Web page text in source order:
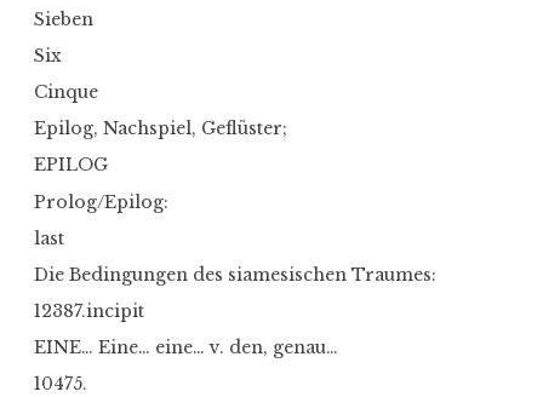
Sieben
Six
Cinque
Epilog, Nachspiel, Geflüster;
EPILOG
Prolog/Epilog:
last
Die Bedingungen des siamesischen Traumes:
12387.incipit
EINE… Eine… eine… v. den, genau…
10475.